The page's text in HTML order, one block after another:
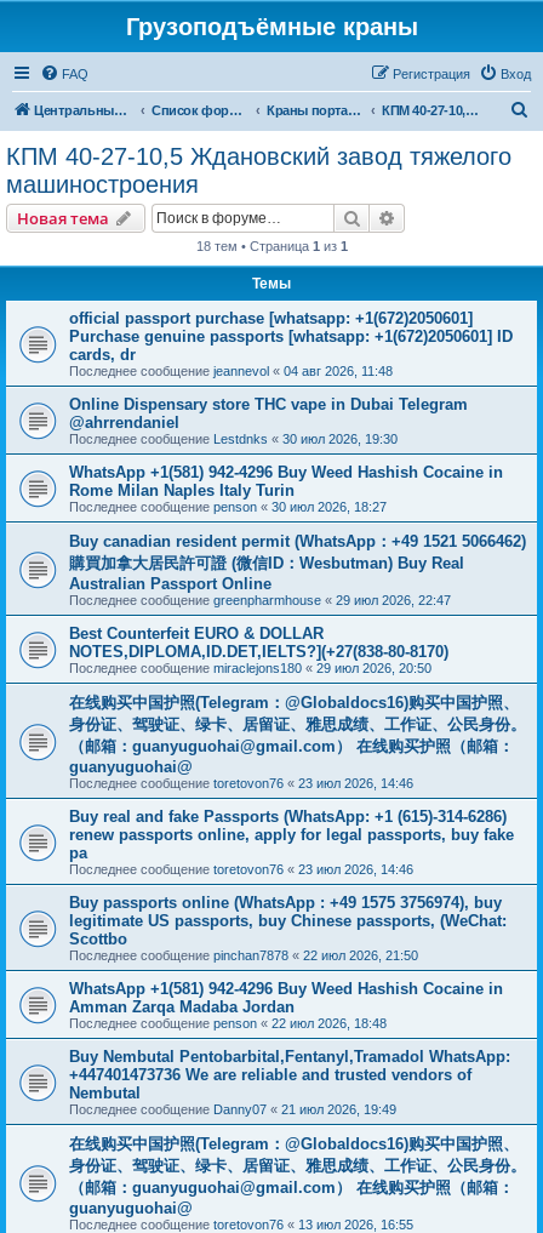
Грузоподъёмные краны
FAQ Вход
Регистрация
Центральный сайт Список форумов Краны портальные КПМ 40-27-10,5 Ждановский завод тяжелого машиностроения
КПМ 40-27-10,5 Ждановский завод тяжелого
машиностроения
Новая тема Поиск
18 тем • Страница 1 из 1
Темы
official passport purchase [whatsapp: +1(672)2050601]
Purchase genuine passports [whatsapp: +1(672)2050601] ID
cards, dr
Последнее сообщение jeannevol « 04 авг 2026, 11:48
Online Dispensary store THC vape in Dubai Telegram
@ahrrendaniel
Последнее сообщение Lestdnks « 30 июл 2026, 19:30
WhatsApp +1(581) 942-4296 Buy Weed Hashish Cocaine in
Rome Milan Naples Italy Turin
Последнее сообщение penson « 30 июл 2026, 18:27
Buy canadian resident permit (WhatsApp：+49 1521 5066462)
購買加拿大居民許可證 (微信ID：Wesbutman) Buy Real
Australian Passport Online
Последнее сообщение greenpharmhouse « 29 июл 2026, 22:47
Best Counterfeit EURO & DOLLAR
NOTES,DIPLOMA,ID.DET,IELTS?](+27(838-80-8170)
Последнее сообщение miraclejons180 « 29 июл 2026, 20:50
在线购买中国护照(Telegram：@Globaldocs16)购买中国护照、
身份证、驾驶证、绿卡、居留证、雅思成绩、工作证、公民身份。
（邮箱： guanyuguohai@gmail.com ） 在线购买护照（邮箱：
guanyuguohai@
Последнее сообщение toretovon76 « 23 июл 2026, 14:46
Buy real and fake Passports (WhatsApp: +1 (615)-314-6286)
renew passports online, apply for legal passports, buy fake
pa
Последнее сообщение toretovon76 « 23 июл 2026, 14:46
Buy passports online (WhatsApp : +49 1575 3756974), buy
legitimate US passports, buy Chinese passports, (WeChat:
Scottbo
Последнее сообщение pinchan7878 « 22 июл 2026, 21:50
WhatsApp +1(581) 942-4296 Buy Weed Hashish Cocaine in
Amman Zarqa Madaba Jordan
Последнее сообщение penson « 22 июл 2026, 18:48
Buy Nembutal Pentobarbital,Fentanyl,Tramadol WhatsApp:
+447401473736 We are reliable and trusted vendors of
Nembutal
Последнее сообщение Danny07 « 21 июл 2026, 19:49
在线购买中国护照(Telegram：@Globaldocs16)购买中国护照、
身份证、驾驶证、绿卡、居留证、雅思成绩、工作证、公民身份。
（邮箱： guanyuguohai@gmail.com ） 在线购买护照（邮箱：
guanyuguohai@
Последнее сообщение toretovon76 « 13 июл 2026, 16:55